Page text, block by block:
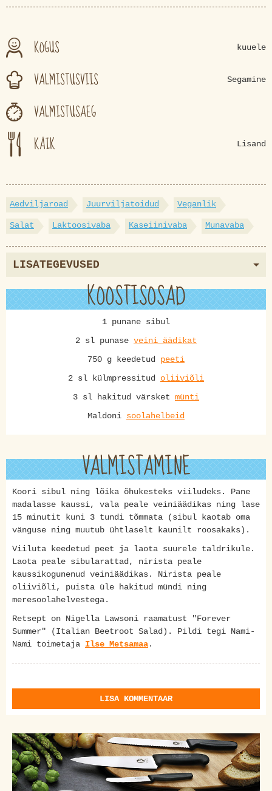
KOGUS kuuele
VALMISTUSVIIS Segamine
VALMISTUSAEG
KÄIK
Lisand
Aedviljaroad Juurviljatoidud Veganlik
Salat Laktoosivaba Kaseiinivaba Munavaba
LISATEGEVUSED
KOOSTISOSAD
1 punane sibul
2 sl punase veini äädikat
750 g keedetud peeti
2 sl külmpressitud oliiviõli
3 sl hakitud värsket münti
Maldoni soolahelbeid
VALMISTAMINE
Koori sibul ning lõika õhukesteks viiludeks. Pane
madalasse kaussi, vala peale veiniäädikas ning lase
15 minutit kuni 3 tundi tõmmata (sibul kaotab oma
vänguse ning muutub ühtlaselt kaunilt roosakaks).
Viiluta keedetud peet ja laota suurele taldrikule.
Laota peale sibularattad, nirista peale
kaussikogunenud veiniäädikas. Nirista peale
oliiviõli, puista üle hakitud mündi ning
meresoolahelvestega.
Retsept on Nigella Lawsoni raamatust "Forever
Summer" (Italian Beetroot Salad). Pildi tegi Nami-
Nami toimetaja Ilse Metsamaa.
LISA KOMMENTAAR